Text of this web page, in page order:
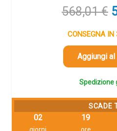
568,01€ Il
CONSEGNA IN
Aggiungi
Spedizione
SCADE
02 19